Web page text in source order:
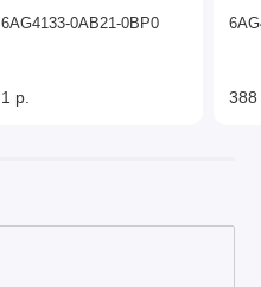
6AG4133-0AB21-0BP0
1 р. 388